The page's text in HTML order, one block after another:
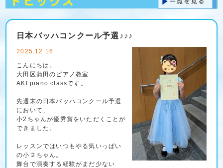
日本バッハコンクール予選♪♪♪
2025.12.16
こんにちは。
大田区蒲田のピアノ教室
AKI piano classです。
先週末の日本バッハコンクール予選
において、
小2ちゃんが優秀賞をいただくことが
できました。
レッスンではいつもやる気いっぱい
の小２ちゃん。
舞台で演奏する経験がまだ少ない